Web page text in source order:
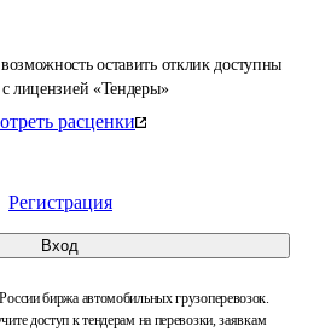
оставить отклик доступны
с лицензией «Тендеры»
расценки
Регистрация
Вход
биржа автомобильных грузоперевозок.
доступ к тендерам на перевозки, заявкам